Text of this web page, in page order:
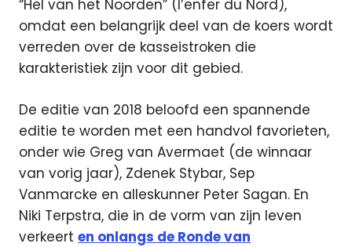
“Hel van het Noorden” (l’enfer du Nord),
omdat een belangrijk deel van de koers wordt
verreden over de kasseistroken die
karakteristiek zijn voor dit gebied.
De editie van 2018 beloofd een spannende
editie te worden met een handvol favorieten,
onder wie Greg van Avermaet (de winnaar
van vorig jaar), Zdenek Stybar, Sep
Vanmarcke en alleskunner Peter Sagan. En
Niki Terpstra, die in de vorm van zijn leven
verkeert en onlangs de Ronde van